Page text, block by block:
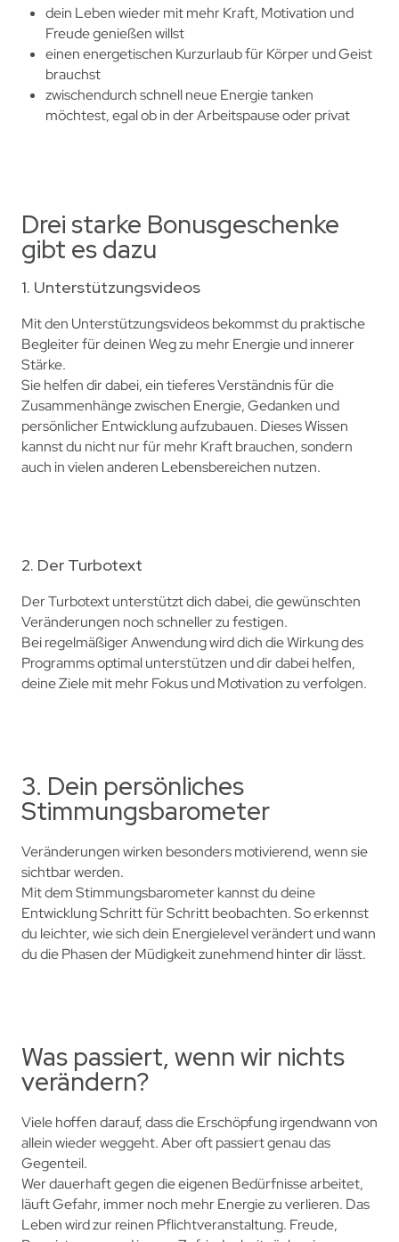
dein Leben wieder mit mehr Kraft, Motivation und
Freude genießen willst
einen energetischen Kurzurlaub für Körper und Geist
brauchst
zwischendurch schnell neue Energie tanken
möchtest, egal ob in der Arbeitspause oder privat
Drei starke Bonusgeschenke
gibt es dazu
1. Unterstützungsvideos
Mit den Unterstützungsvideos bekommst du praktische
Begleiter für deinen Weg zu mehr Energie und innerer
Stärke.
Sie helfen dir dabei, ein tieferes Verständnis für die
Zusammenhänge zwischen Energie, Gedanken und
persönlicher Entwicklung aufzubauen. Dieses Wissen
kannst du nicht nur für mehr Kraft brauchen, sondern
auch in vielen anderen Lebensbereichen nutzen.
2. Der Turbotext
Der Turbotext unterstützt dich dabei, die gewünschten
Veränderungen noch schneller zu festigen.
Bei regelmäßiger Anwendung wird dich die Wirkung des
Programms optimal unterstützen und dir dabei helfen,
deine Ziele mit mehr Fokus und Motivation zu verfolgen.
3. Dein persönliches
Stimmungsbarometer
Veränderungen wirken besonders motivierend, wenn sie
sichtbar werden.
Mit dem Stimmungsbarometer kannst du deine
Entwicklung Schritt für Schritt beobachten. So erkennst
du leichter, wie sich dein Energielevel verändert und wann
du die Phasen der Müdigkeit zunehmend hinter dir lässt.
Was passiert, wenn wir nichts
verändern?
Viele hoffen darauf, dass die Erschöpfung irgendwann von
allein wieder weggeht. Aber oft passiert genau das
Gegenteil.
Wer dauerhaft gegen die eigenen Bedürfnisse arbeitet,
läuft Gefahr, immer noch mehr Energie zu verlieren. Das
Leben wird zur reinen Pflichtveranstaltung. Freude,